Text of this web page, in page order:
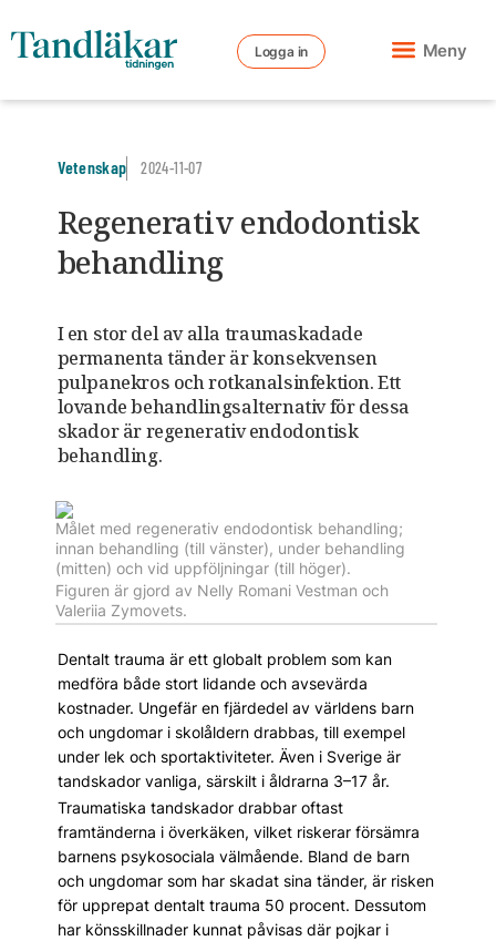
Logga in Meny
Vetenskap 2024-11-07
Regenerativ endodontisk
behandling
I en stor del av alla traumaskadade
permanenta tänder är konsekvensen
pulpanekros och rotkanalsinfektion. Ett
lovande behandlingsalternativ för dessa
skador är regenerativ endodontisk
behandling.
Målet med regenerativ endodontisk behandling;
innan behandling (till vänster), under behandling
(mitten) och vid uppföljningar (till höger).
Figuren är gjord av Nelly Romani Vestman och
Valeriia Zymovets.
Dentalt trauma är ett globalt problem som kan
medföra både stort lidande och avsevärda
kostnader. Ungefär en fjärdedel av världens barn
och ungdomar i skolåldern drabbas, till exempel
under lek och sportaktiviteter. Även i Sverige är
tandskador vanliga, särskilt i åldrarna 3–17 år.
Traumatiska tandskador drabbar oftast
framtänderna i överkäken, vilket riskerar försämra
barnens psykosociala välmående. Bland de barn
och ungdomar som har skadat sina tänder, är risken
för upprepat dentalt trauma 50 procent. Dessutom
har könsskillnader kunnat påvisas där pojkar i